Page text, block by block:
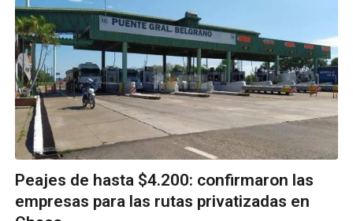
Peajes de hasta $4.200: confirmaron las
empresas para las rutas privatizadas en